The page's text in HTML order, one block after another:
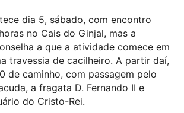
dia 5, sábado, com encontro
no Cais do Ginjal, mas a
a que a atividade comece em
travessia de cacilheiro. A partir daí,
de caminho, com passagem pelo
a fragata D. Fernando II e
do Cristo-Rei.